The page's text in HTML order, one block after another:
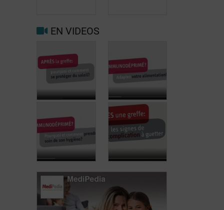
Nakil sonrası
etkileşimler
nasıl engellenir?
mu?
Beslenmenizi
değiştirin!
EN VIDEOS
Après la
greffe: pourquoi
et comment se
protéger du
Immunodéprimé?
Adaptez votre
Immunodéprimé:
pourquoi et
comment
greffe: les
signes de